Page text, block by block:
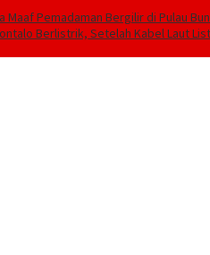
Maaf Pemadaman Bergilir di Pulau
Berlistrik, Setelah Kabel Laut